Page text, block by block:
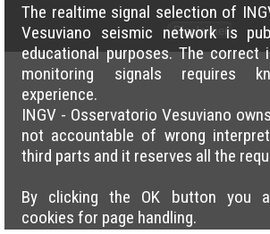
The realtime signal selection of
Vesuviano seismic network is
educational purposes. The correct
monitoring signals requires
experience.
INGV - Osservatorio Vesuviano
not accountable of wrong
third parts and it reserves all the
By clicking the OK button you
cookies for page handling.
Disclaimer